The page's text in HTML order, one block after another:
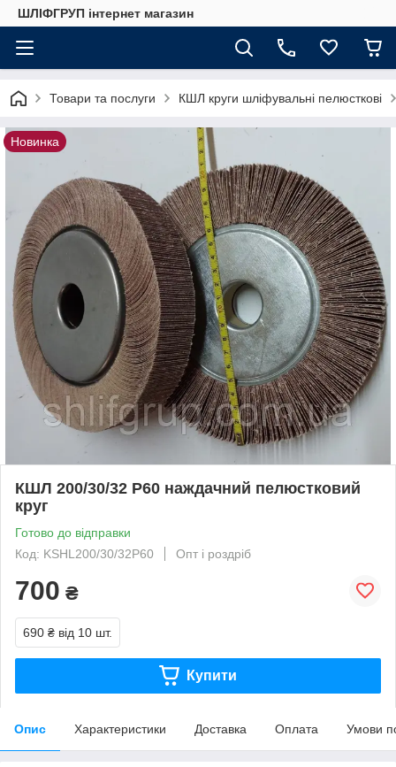
ШЛІФГРУП інтернет магазин
Товари та послуги КШЛ круги шліфувальні пелюсткові
Новинка
КШЛ 200/30/32 Р60 наждачний пелюстковий
круг
Готово до відправки
Код: KSHL200/30/32P60
Опт і роздріб
700 ₴
690 ₴ від 10 шт.
Купити
Опис Характеристики Доставка Оплата Умови